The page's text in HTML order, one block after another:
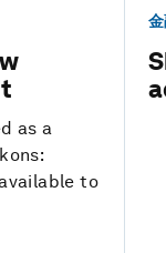
as a
to